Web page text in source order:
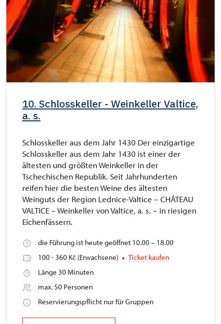
10. Schlosskeller - Weinkeller Valtice,
a. s.
Schlosskeller aus dem Jahr 1430 Der einzigartige
Schlosskeller aus dem Jahr 1430 ist einer der
ältesten und größten Weinkeller in der
Tschechischen Republik. Seit Jahrhunderten
reifen hier die besten Weine des ältesten
Weinguts der Region Lednice-Valtice – CHÂTEAU
VALTICE – Weinkeller von Valtice, a. s. – in riesigen
Eichenfässern.
die Führung ist heute geöffnet 10.00 – 18.00
100 - 360 Kč (Erwachsene)
Ticket kaufen
Länge 30 Minuten
max. 50 Personen
Reservierungspflicht nur für Gruppen